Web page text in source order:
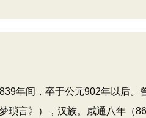
年间，卒于公元902年以后
琐言》），汉族。咸通八年